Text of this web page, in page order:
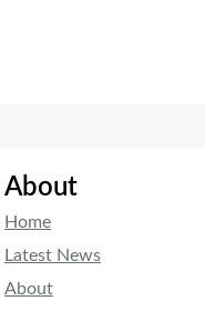
About
Home
Latest News
About